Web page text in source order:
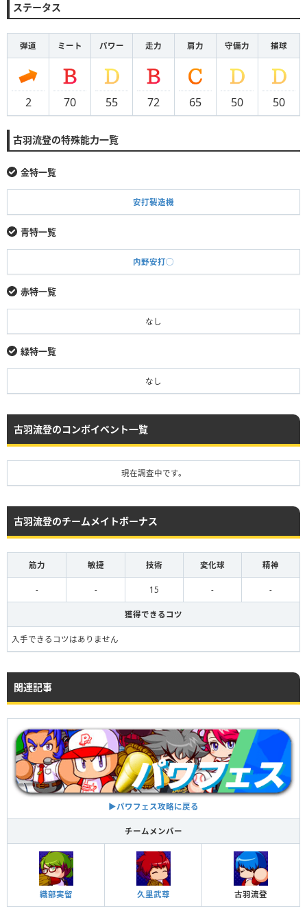
ステータス
弾道 ミート パワー 走力 肩力 守備力 捕球
2 70 55 72 65 50 50
古羽流登の特殊能力一覧
金特一覧
安打製造機
青特一覧
内野安打◯
赤特一覧
なし
緑特一覧
なし
古羽流登のコンボイベント一覧
現在調査中です。
古羽流登のチームメイトボーナス
筋力 敏捷 技術 変化球 精神
- - 15 - -
獲得できるコツ
入手できるコツはありません
関連記事
▶︎パワフェス攻略に戻る
チームメンバー
織部実留 久里武尊 古羽流登